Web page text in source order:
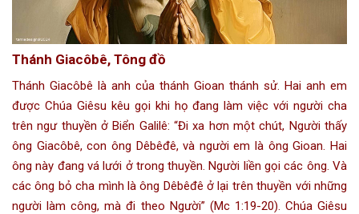
Thánh Giacôbê, Tông đồ
Thánh Giacôbê là anh của thánh Gioan thánh sử. Hai anh em
được Chúa Giêsu kêu gọi khi họ đang làm việc với người cha
trên ngư thuyền ở Biển Galilê: “Đi xa hơn một chút, Người thấy
ông Giacôbê, con ông Dêbêđê, và người em là ông Gioan. Hai
ông này đang vá lưới ở trong thuyền. Người liền gọi các ông. Và
các ông bỏ cha mình là ông Dêbêđê ở lại trên thuyền với những
người làm công, mà đi theo Người” (Mc 1:19-20). Chúa Giêsu